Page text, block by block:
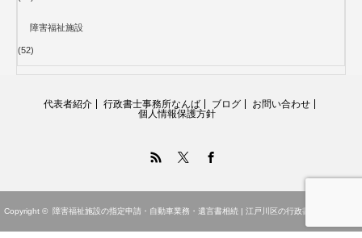
障害福祉施設
(52)
代表者紹介 行政書士事務所なんば ブログ
お問い合わせ
個人情報保護方針
Facebook
Copyright © 障害福祉施設の指定申請・自動車業務・遺言書相続 | 江戸川区の行政書士事務所なん